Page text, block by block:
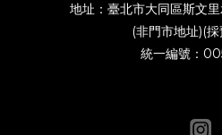
地址：臺北市大同區斯文
(非門市地址)(採
統一編號：